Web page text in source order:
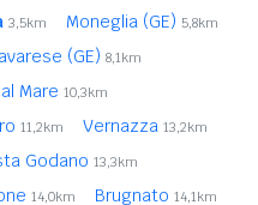
3,5km Moneglia (GE) 5,8km
(GE) 8,1km
Mare 10,3km
11,2km Vernazza 13,2km
Godano 13,3km
14,0km Brugnato 14,1km